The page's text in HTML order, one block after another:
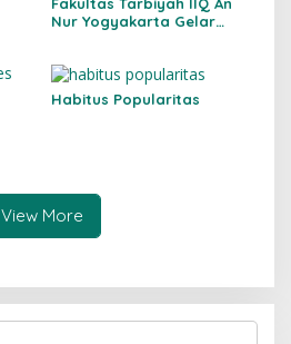
Nur Yogyakarta Gelar
Habitus Popularitas
View More